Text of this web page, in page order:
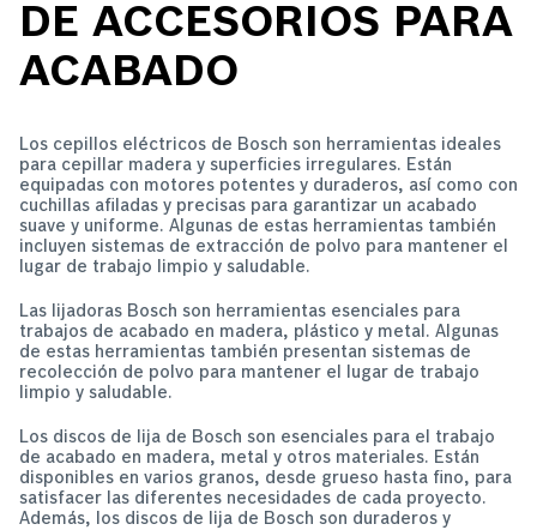
DE ACCESORIOS PARA
ACABADO
Los cepillos eléctricos de Bosch son herramientas ideales
para cepillar madera y superficies irregulares. Están
equipadas con motores potentes y duraderos, así como con
cuchillas afiladas y precisas para garantizar un acabado
suave y uniforme. Algunas de estas herramientas también
incluyen sistemas de extracción de polvo para mantener el
lugar de trabajo limpio y saludable.
Las lijadoras Bosch son herramientas esenciales para
trabajos de acabado en madera, plástico y metal. Algunas
de estas herramientas también presentan sistemas de
recolección de polvo para mantener el lugar de trabajo
limpio y saludable.
Los discos de lija de Bosch son esenciales para el trabajo
de acabado en madera, metal y otros materiales. Están
disponibles en varios granos, desde grueso hasta fino, para
satisfacer las diferentes necesidades de cada proyecto.
Además, los discos de lija de Bosch son duraderos y